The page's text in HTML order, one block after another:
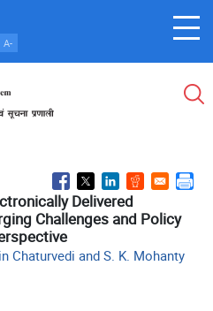
A-
Delivered
Challenges and Policy
Chaturvedi and S. K. Mohanty